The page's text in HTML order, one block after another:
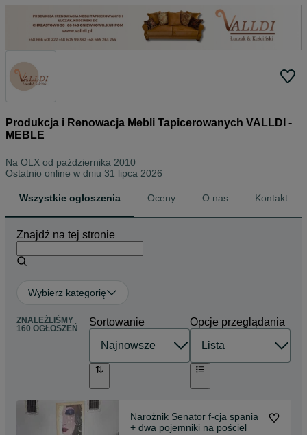
Produkcja i Renowacja Mebli Tapicerowanych VALLDI -
MEBLE
Na OLX od października 2010
Ostatnio online w dniu 31 lipca 2026
Wszystkie ogłoszenia Oceny O nas Kontakt
Znajdź na tej stronie
Wybierz kategorię
ZNALEŹLIŚMY
160 OGŁOSZEŃ
Sortowanie Opcje przeglądania
Narożnik Senator f-cja spania
+ dwa pojemniki na pościel